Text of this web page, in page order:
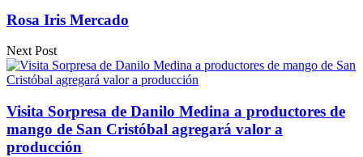
Rosa Iris Mercado
Next Post
Visita Sorpresa de Danilo Medina a productores de
mango de San Cristóbal agregará valor a
producción